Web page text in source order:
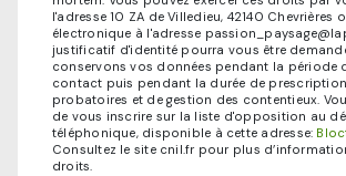
l'adresse 10 ZA de Villedieu, 42140 Chevrières
électronique à l'adresse
justificatif d'identité pourra vous être
conservons vos données pendant la période
contact puis pendant la durée de
probatoires et de gestion des contentieux.
de vous inscrire sur la liste d'opposition au
téléphonique, disponible à cette adresse:
Consultez le site cnil.fr pour plus
droits.